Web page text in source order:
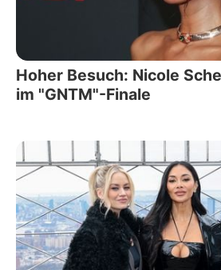
Hoher Besuch: Nicole
im "GNTM"-Finale